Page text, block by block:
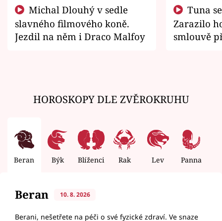
slavného filmového koně.
Jezdil na něm i Draco Malfoy
Zarazilo
smlouvě
HOROSKOPY DLE ZVĚROKRUHU
Beran Býk Blíženci Rak Lev Panna
Beran 10. 8. 2026
Berani, nešetřete na péči o své fyzické zdraví. Ve snaze